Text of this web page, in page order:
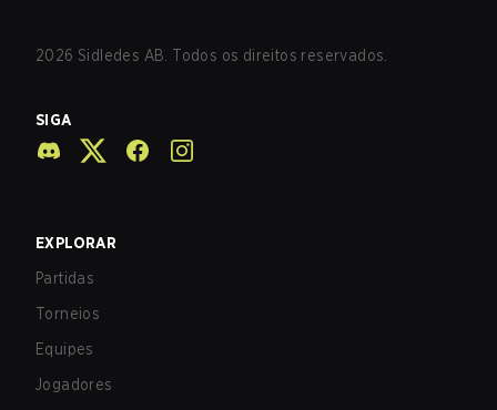
2026 Sidledes AB. Todos os direitos reservados.
SIGA
EXPLORAR
Partidas
Torneios
Equipes
Jogadores